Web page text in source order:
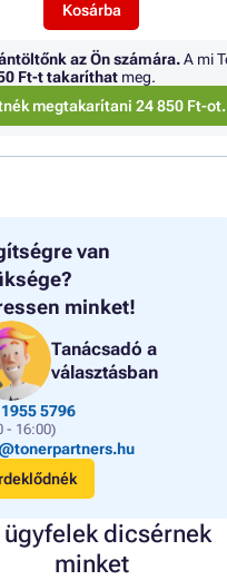
van
minket!
Tanácsadó a
választásban
5796
- 16:00)
ügyfelek dicsérnek
minket
Kosárba
az Ön számára.A mi
Ft-t takaríthat meg.
megtakarítani 24 850 Ft-ot.